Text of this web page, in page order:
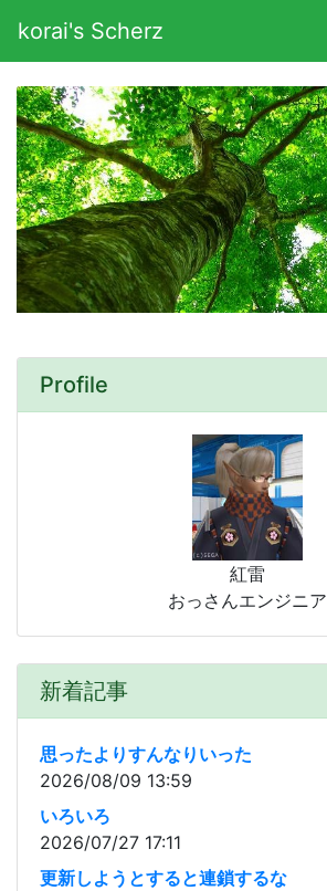
korai's Scherz
Profile
紅雷
おっさんエンジニア
新着記事
思ったよりすんなりいった
2026/08/09 13:59
いろいろ
2026/07/27 17:11
更新しようとすると連鎖するな